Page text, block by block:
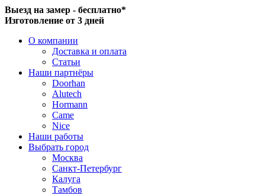
Выезд на замер - бесплатно*
Изготовление от 3 дней
О компании
Доставка и оплата
Статьи
Наши партнёры
Doorhan
Alutech
Hormann
Came
Nice
Наши работы
Выбрать город
Москва
Санкт-Петербург
Калуга
Тамбов